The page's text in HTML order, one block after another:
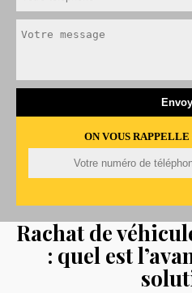
ON VOUS
Rachat de
: quel est